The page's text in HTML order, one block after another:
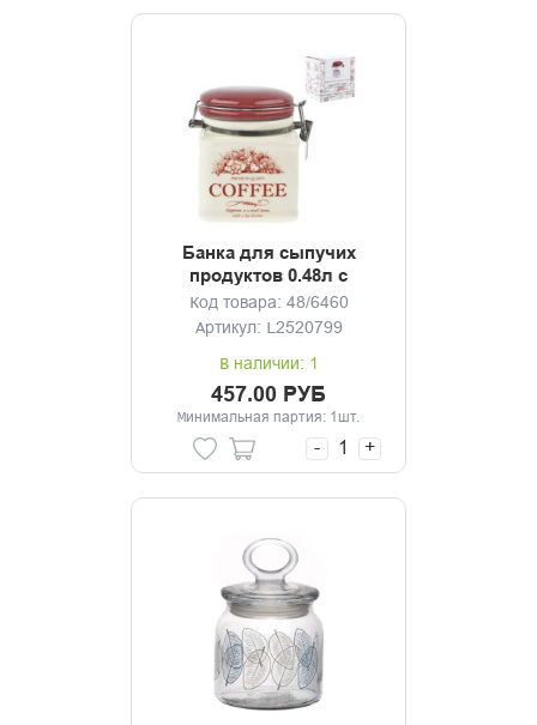
Банка для сыпучих
продуктов 0.48л с
клипсой Марсала
Код товара: 48/6460
Артикул: L2520799
В наличии: 1
457.00 РУБ
Минимальная партия: 1шт.
- +